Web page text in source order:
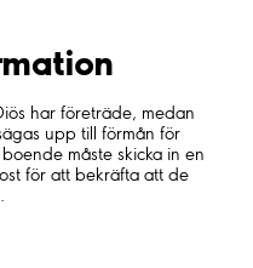
har företräde, medan
upp till förmån för
måste skicka in en
för att bekräfta att de